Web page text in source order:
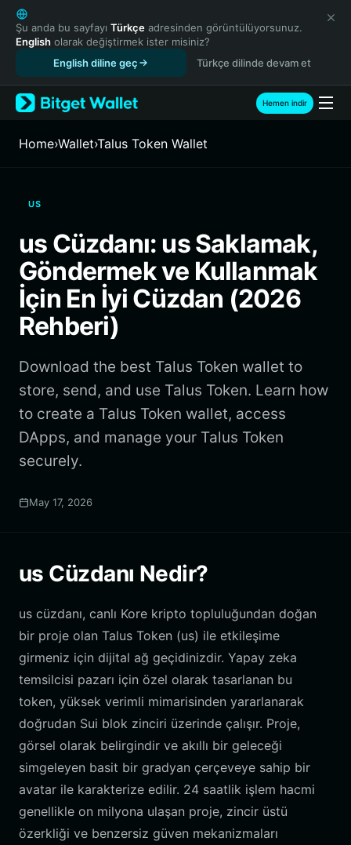
English
日本語
Tiếng Việt
Español (Latinoamérica)
Türkçe
Français
繁體中文
Bahasa Indonesia
ภาษาไทย
हिन्दी
Español
Português (Brasil)
Şu anda bu sayfayı Türkçe adresinden görüntülüyorsunuz.
English olarak değiştirmek ister misiniz?
English diline geç
Türkçe dilinde devam et
Hemen indir
Home›Wallet›Talus Token Wallet
US
us Cüzdanı: us Saklamak,
Göndermek ve Kullanmak
İçin En İyi Cüzdan (2026
Rehberi)
Download the best Talus Token wallet to
store, send, and use Talus Token. Learn how
to create a Talus Token wallet, access
DApps, and manage your Talus Token
securely.
May 17, 2026
us Cüzdanı Nedir?
us cüzdanı, canlı Kore kripto topluluğundan doğan
bir proje olan Talus Token (us) ile etkileşime
girmeniz için dijital ağ geçidinizdir. Yapay zeka
temsilcisi pazarı için özel olarak tasarlanan bu
token, yüksek verimli mimarisinden yararlanarak
doğrudan Sui blok zinciri üzerinde çalışır. Proje,
görsel olarak belirgindir ve akıllı bir geleceği
simgeleyen basit bir gradyan çerçeveye sahip bir
avatar ile karakterize edilir. 24 saatlik işlem hacmi
genellikle on milyona ulaşan proje, zincir üstü
özerkliği ve benzersiz güven mekanizmaları